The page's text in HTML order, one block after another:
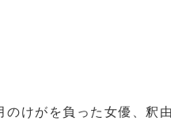
けがを負った女優、